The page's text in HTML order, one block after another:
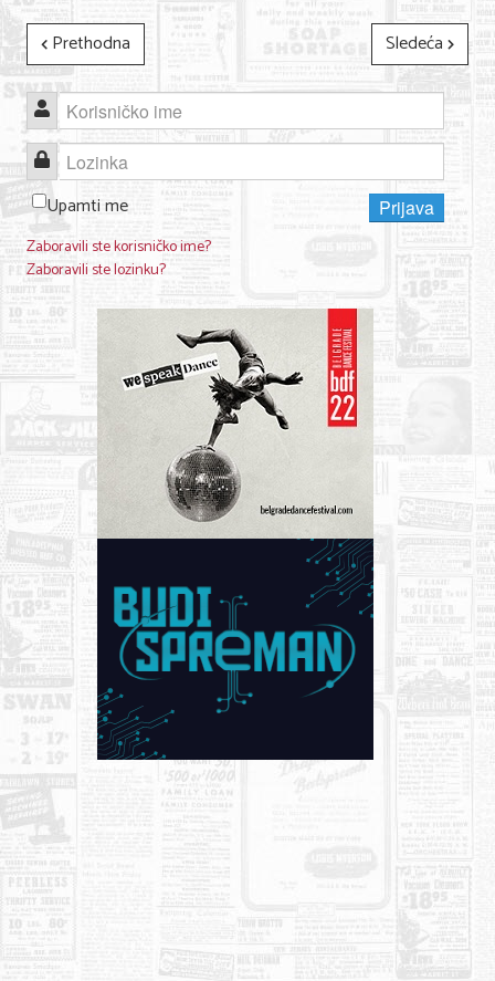
Prethodna
Sledeća
Korisničko ime
Lozinka
Upamti me
Prijava
Zaboravili ste korisničko ime?
Zaboravili ste lozinku?